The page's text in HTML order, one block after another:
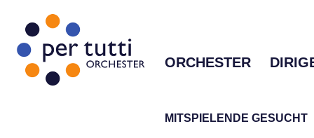
ORCHESTER
MITSPIELENDE GESUCHT